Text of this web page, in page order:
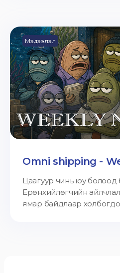
Мэдээлэл
Omni shipping -
Цаагуур чинь юу
Ерөнхийлөгчийн
ямар байдлаар